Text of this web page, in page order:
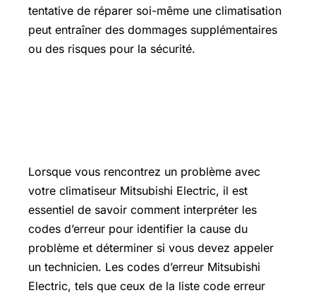
tentative de réparer soi-même une climatisation
peut entraîner des dommages supplémentaires
ou des risques pour la sécurité.
Lorsque vous rencontrez un problème avec
votre climatiseur Mitsubishi Electric, il est
essentiel de savoir comment interpréter les
codes d’erreur pour identifier la cause du
problème et déterminer si vous devez appeler
un technicien. Les codes d’erreur Mitsubishi
Electric, tels que ceux de la liste code erreur